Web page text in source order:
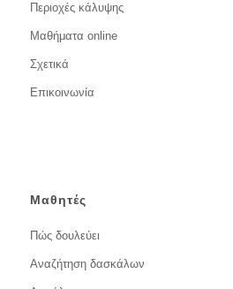
Περιοχές κάλυψης
Μαθήματα online
Σχετικά
Επικοινωνία
Μαθητές
Πώς δουλεύει
Αναζήτηση δασκάλων